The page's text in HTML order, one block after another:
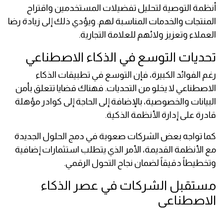
أنظمة التوصية لتحليل تفضيلات المستخدمين واقتراح
المنتجات والخدمات المناسبة لهم. ويؤدي ذلك إلى زيادة رضا
العملاء وتعزيز ولائهم للعلامة التجارية.
تحديات التوسع في الذكاء الاصطناعي
رغم الفوائد الكبيرة، فإن التوسع في تطبيقات الذكاء
الاصطناعي لا يخلو من التحديات. فهناك قضايا تتعلق بأمن
البيانات والخصوصية، بالإضافة إلى الحاجة إلى كوادر مؤهلة
قادرة على إدارة الأنظمة الذكية.
كما تواجه بعض الشركات صعوبة في دمج الحلول الجديدة
مع الأنظمة القديمة، الأمر الذي يتطلب استثمارات إضافية
وتخطيطاً دقيقاً لضمان نجاح التحول الرقمي.
مستقبل الشركات في عصر الذكاء
الاصطناعي